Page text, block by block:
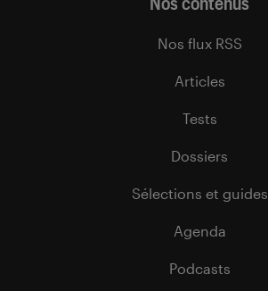
Nos flux RSS
Articles
Tests
Dossiers
Sélections et guides
Agenda
Podcasts